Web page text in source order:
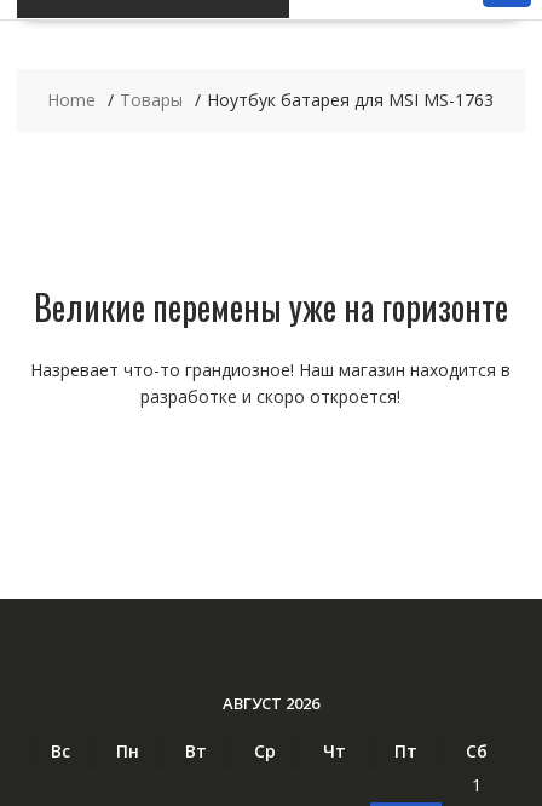
Home Товары Ноутбук батарея для MSI MS-1763
Великие перемены уже на горизонте
Назревает что-то грандиозное! Наш магазин находится в
разработке и скоро откроется!
АВГУСТ 2026
Вс Пн Вт Ср Чт Пт
Сб
1